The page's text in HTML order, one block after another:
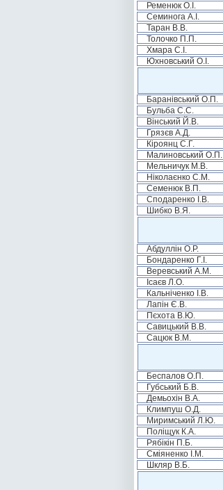
Ременюк О.І.
Семинога А.І.
Таран В.В.
Толочко П.П.
Хмара С.І.
Юхновський О.І.
Баранівський О.П.
Бульба С.С.
Вінський Й.В.
Грязєв А.Д.
Кіроянц С.Г.
Малиновський О.П.
Мельничук М.В.
Ніколаєнко С.М.
Семенюк В.П.
Сподаренко І.В.
Шибко В.Я.
Абдуллін О.Р.
Бондаренко Г.І.
Веревський А.М.
Ісаєв Л.О.
Кальніченко І.В.
Лапін Є.В.
Пєхота В.Ю.
Савицький В.В.
Сацюк В.М.
Беспалов О.П.
Губський Б.В.
Демьохін В.А.
Климпуш О.Д.
Миримський Л.Ю.
Поліщук К.А.
Рябікін П.Б.
Сміяненко І.М.
Шкляр В.Б.